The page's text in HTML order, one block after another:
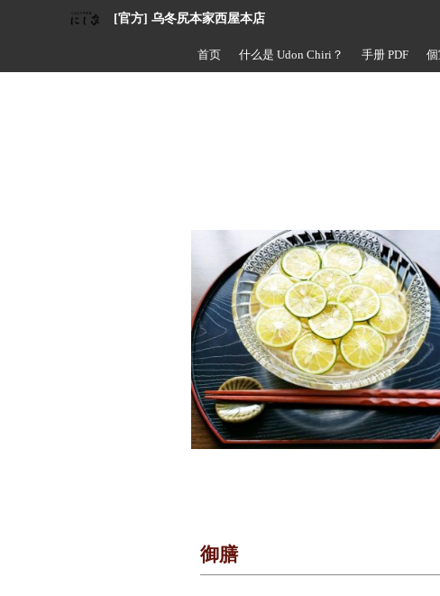
[官方] 乌冬尻本家西屋本店
首页 什么是 Udon Chiri？ 手册 PDF
御膳